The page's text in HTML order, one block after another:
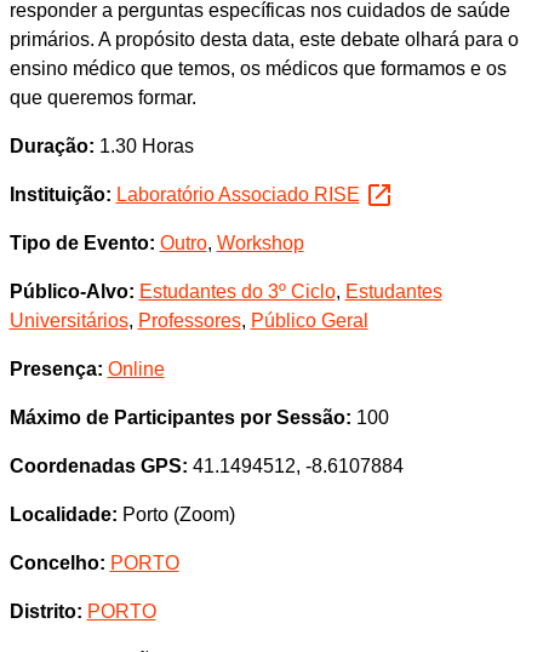
responder a perguntas específicas nos cuidados de saúde
primários. A propósito desta data, este debate olhará para o
ensino médico que temos, os médicos que formamos e os
que queremos formar.
Duração: 1.30 Horas
Instituição: Laboratório Associado RISE
Tipo de Evento: Outro, Workshop
Público-Alvo: Estudantes do 3º Ciclo, Estudantes
Universitários, Professores, Público Geral
Presença: Online
Máximo de Participantes por Sessão: 100
Coordenadas GPS: 41.1494512, -8.6107884
Localidade: Porto (Zoom)
Concelho: PORTO
Distrito: PORTO